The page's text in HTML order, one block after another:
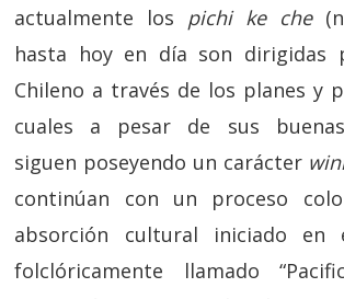
actualmente los pichi ke che
hasta hoy en día son dirigidas
Chileno a través de los planes y
cuales a pesar de sus
siguen poseyendo un carácter
continúan con un proceso
absorción cultural iniciado en
folclóricamente llamado